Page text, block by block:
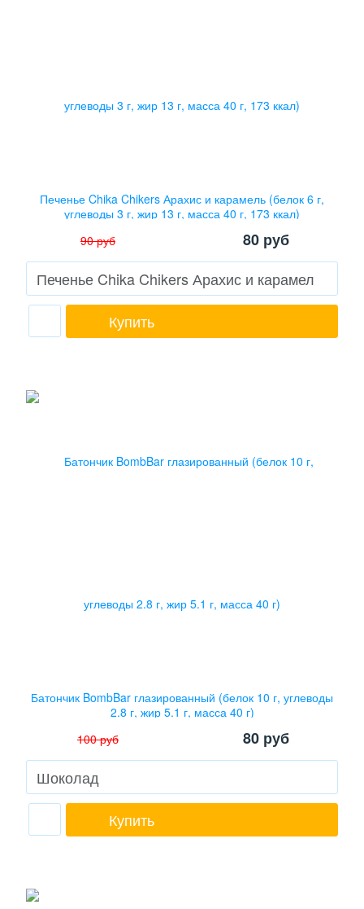
Печенье Chika Chikers Арахис и карамель (белок 6 г,
углеводы 3 г, жир 13 г, масса 40 г, 173 ккал)
90руб 80 руб
Купить
Батончик BombBar глазированный (белок 10 г, углеводы
2.8 г, жир 5.1 г, масса 40 г)
100руб 80 руб
Купить